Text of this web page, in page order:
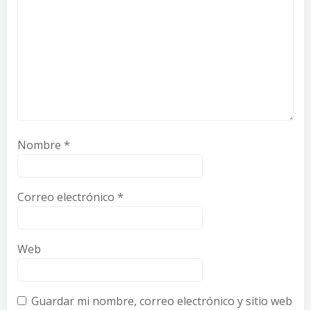
Nombre *
Correo electrónico *
Web
Guardar mi nombre, correo electrónico y sitio web